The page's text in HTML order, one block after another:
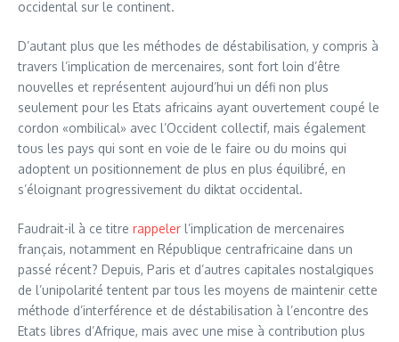
occidental sur le continent.
D’autant plus que les méthodes de déstabilisation, y compris à
travers l’implication de mercenaires, sont fort loin d’être
nouvelles et représentent aujourd’hui un défi non plus
seulement pour les Etats africains ayant ouvertement coupé le
cordon «ombilical» avec l’Occident collectif, mais également
tous les pays qui sont en voie de le faire ou du moins qui
adoptent un positionnement de plus en plus équilibré, en
s’éloignant progressivement du diktat occidental.
Faudrait-il à ce titre rappeler l’implication de mercenaires
français, notamment en République centrafricaine dans un
passé récent? Depuis, Paris et d’autres capitales nostalgiques
de l’unipolarité tentent par tous les moyens de maintenir cette
méthode d’interférence et de déstabilisation à l’encontre des
Etats libres d’Afrique, mais avec une mise à contribution plus